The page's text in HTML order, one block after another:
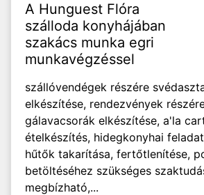
A Hunguest Flóra
szálloda konyhájában
szakács munka egri
munkavégzéssel
szállóvendégek részére
elkészítése, rendezvények
gálavacsorák elkészítése, a'la
ételkészítés, hidegkonyhai
hűtők takarítása, fertőtlenítése,
betöltéséhez szükséges
megbízható,...